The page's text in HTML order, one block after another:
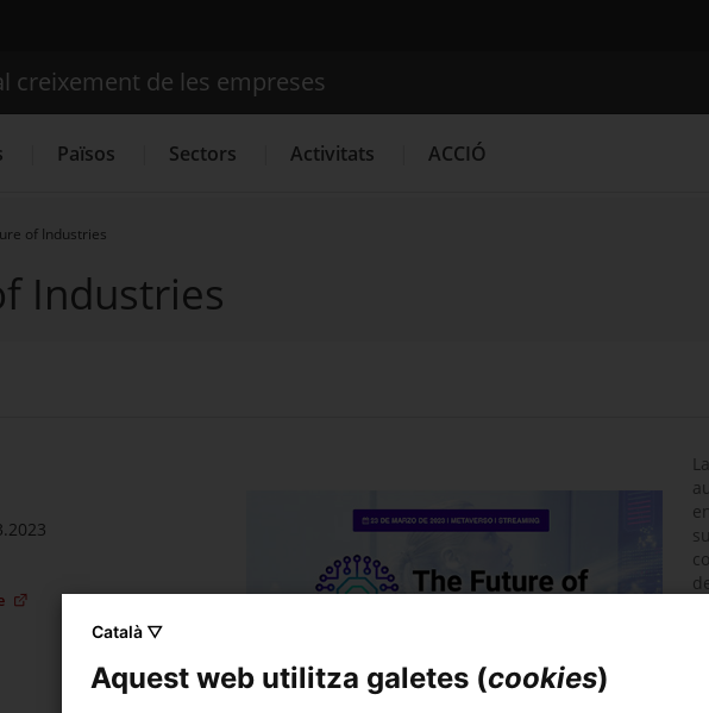
Cercador
Serveis d'innovació
creixement de les empreses
Països Sectors Activitats ACCIÓ
of Industries
Industries
Català ▽
Aquest web utilitza galetes (cookies)